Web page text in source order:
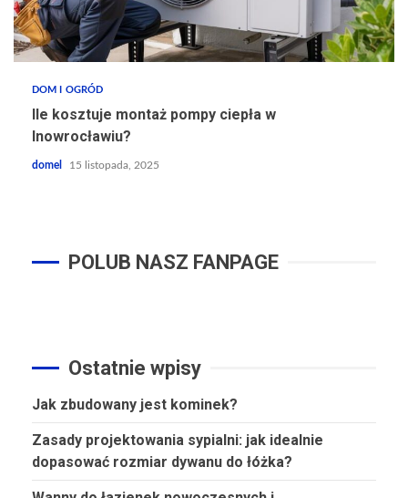
DOM I OGRÓD
Ile kosztuje montaż pompy ciepła w
Inowrocławiu?
domel 15 listopada, 2025
POLUB NASZ FANPAGE
Ostatnie wpisy
Jak zbudowany jest kominek?
Zasady projektowania sypialni: jak idealnie
dopasować rozmiar dywanu do łóżka?